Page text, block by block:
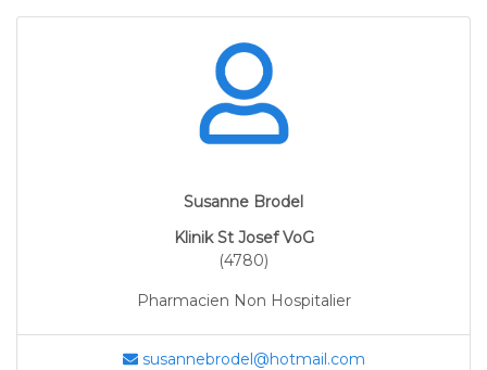
Susanne Brodel
Klinik St Josef VoG
(4780)
Pharmacien Non Hospitalier
susannebrodel@hotmail.com